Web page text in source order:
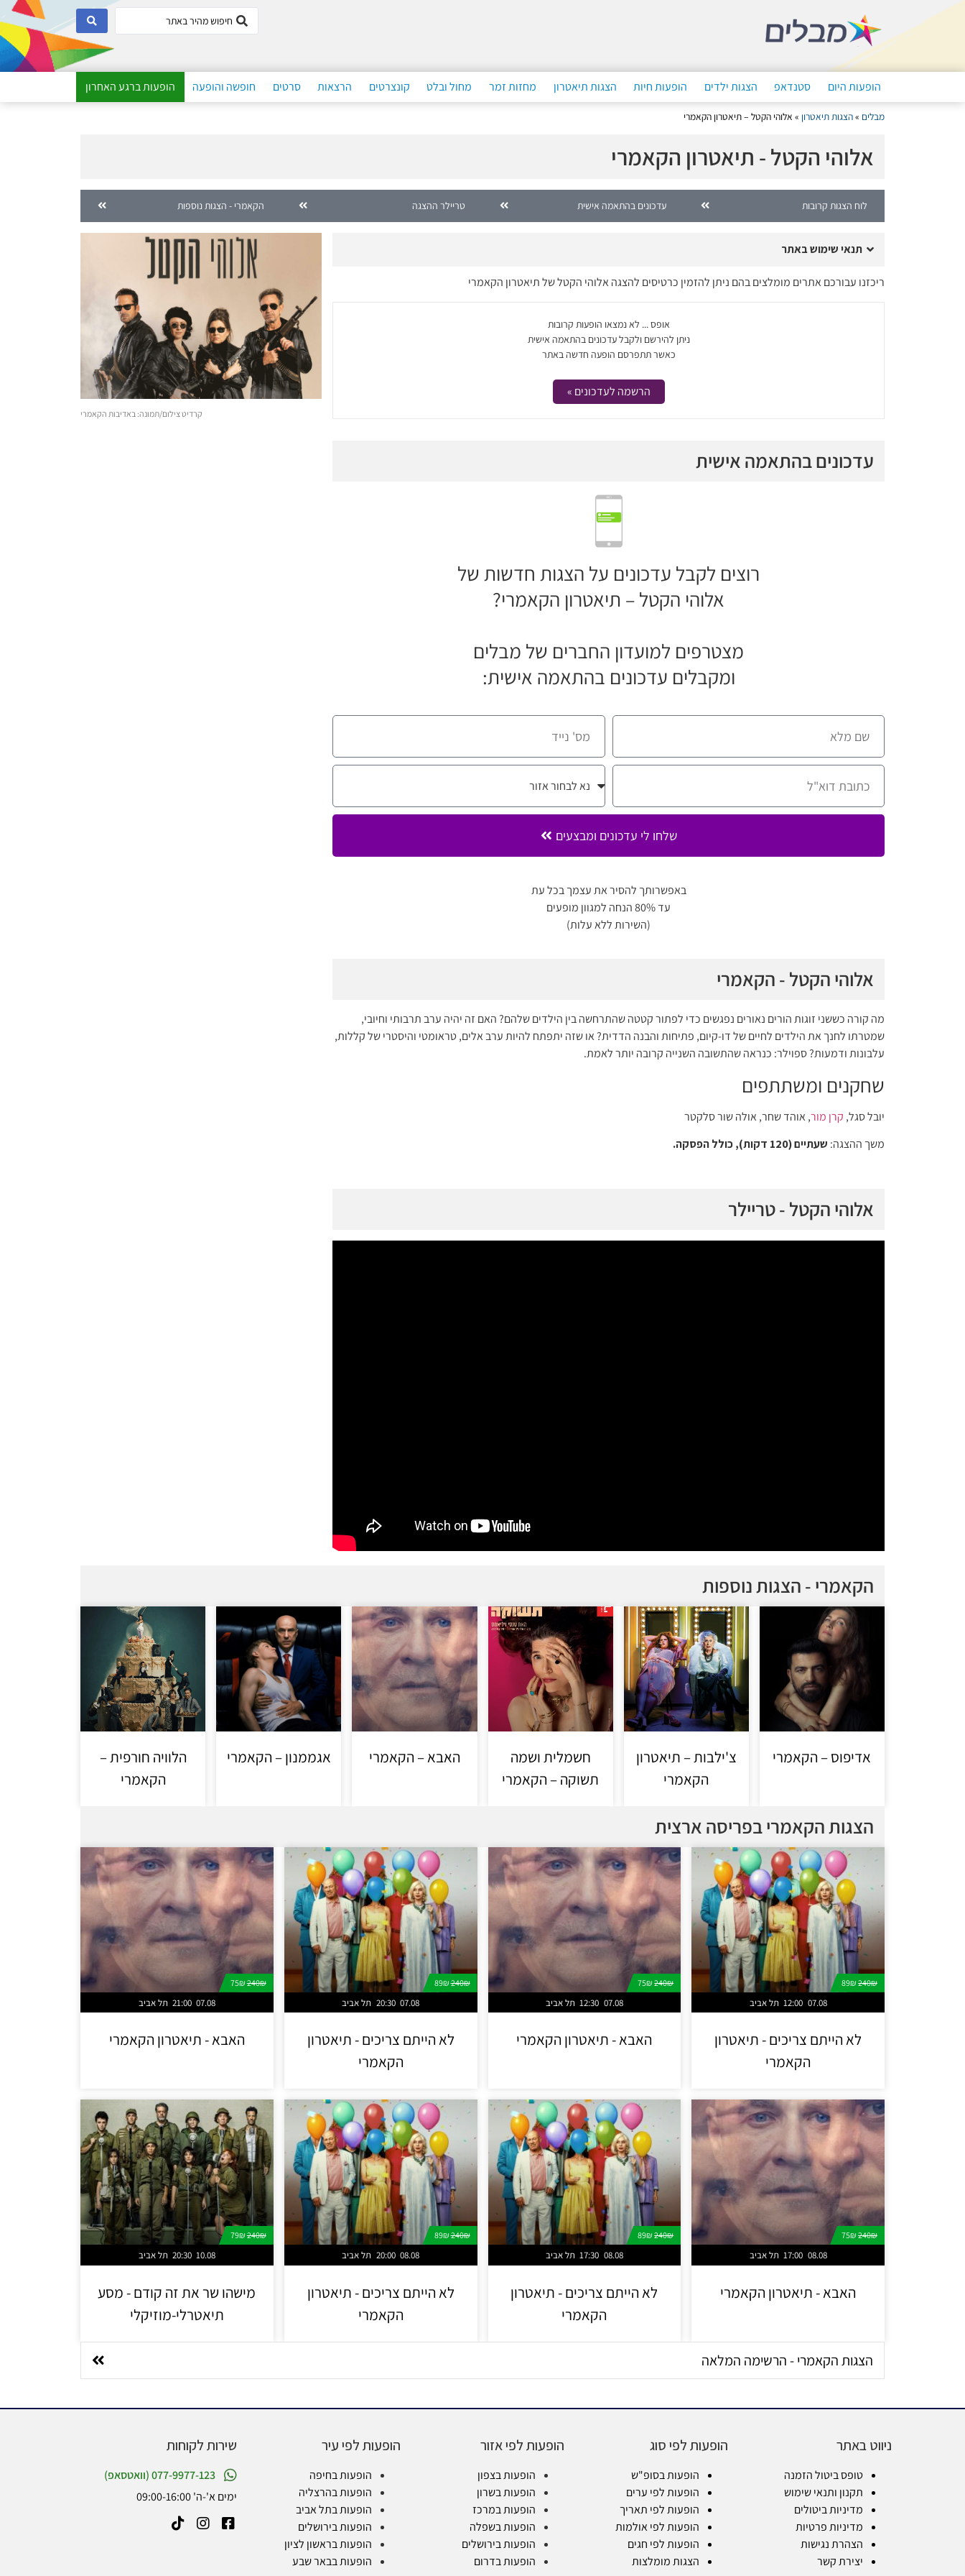
הופעות היום סטנדאפ הצגות ילדים הופעות חיות הצגות תיאטרון מחזות זמר מחול ובלט קונצרטים הרצאות סרטים חופשה והופעה הופעות ברגע האחרון
מבלים »הצגות תיאטרון » אלוהי הקטל – תיאטרון הקאמרי
אלוהי הקטל - תיאטרון הקאמרי
לוח הצגות קרובות עדכונים בהתאמה אישית טריילר ההצגה הקאמרי - הצגות נוספות
תנאי שימוש באתר
ריכזנו עבורכם אתרים מומלצים בהם ניתן להזמין כרטיסים להצגה אלוהי הקטל של תיאטרון הקאמרי
אופס ... לא נמצאו הופעות קרובות
ניתן להירשם ולקבל עדכונים בהתאמה אישית
כאשר תתפרסם הופעה חדשה באתר
הרשמה לעדכונים »
עדכונים בהתאמה אישית
רוצים לקבל עדכונים על הצגות חדשות של
אלוהי הקטל – תיאטרון הקאמרי?
מצטרפים למועדון החברים של מבלים
ומקבלים עדכונים בהתאמה אישית:
שלחו לי עדכונים ומבצעים
באפשרותך להסיר את עצמך בכל עת
עד 80% הנחה למגוון מופעים
(השירות ללא עלות)
אלוהי הקטל - הקאמרי
מה קורה כששני זוגות הורים נאורים נפגשים כדי לפתור קטטה שהתרחשה בין הילדים שלהם? האם זה יהיה ערב תרבותי וחיובי,
שמטרתו לחנך את הילדים לחיים של דו-קיום, פתיחות והבנה הדדית? או שזה יתפתח להיות ערב אלים, טראומטי והיסטרי של קללות,
עלבונות ודמעות? ספוילר: כנראה שהתשובה השנייה קרובה יותר לאמת.
שחקנים ומשתתפים
יובל סגל, קרן מור, אוהד שחר, אולה שור סלקטר
משך ההצגה: שעתיים (120 דקות), כולל הפסקה.
אלוהי הקטל - טריילר
קרדיט צילום/תמונה: באדיבות הקאמרי
הקאמרי - הצגות נוספות
אדיפוס – הקאמרי
צ'ילבות – תיאטרון
הקאמרי
חשמלית ושמה
תשוקה – הקאמרי
האבא – הקאמרי אגממנון – הקאמרי
הלוויה חורפית –
הקאמרי
הצגות הקאמרי בפריסה ארצית
240₪
תל אביב 12:00 07.08
לא הייתם צריכים - תיאטרון
הקאמרי
240₪
75₪
תל אביב 12:30 07.08
האבא - תיאטרון הקאמרי
240₪
89₪
תל אביב 20:30 07.08
לא הייתם צריכים - תיאטרון
הקאמרי
240₪
75₪
תל אביב 21:00 07.08
האבא - תיאטרון הקאמרי
240₪
תל אביב 17:00 08.08
האבא - תיאטרון הקאמרי
240₪
89₪
תל אביב 17:30 08.08
לא הייתם צריכים - תיאטרון
הקאמרי
240₪
89₪
תל אביב 20:00 08.08
לא הייתם צריכים - תיאטרון
הקאמרי
240₪
79₪
תל אביב 20:30 10.08
מישהו שר את זה קודם - מסע
תיאטרלי-מוזיקלי
הצגות הקאמרי - הרשימה המלאה
ניווט באתר
טופס ביטול הזמנה
תקנון ותנאי שימוש
מדיניות ביטולים
מדיניות פרטיות
הצהרת נגישות
יצירת קשר
הופעות לפי סוג
הופעות בסופ"ש
הופעות לפי ערים
הופעות לפי תאריך
הופעות לפי אולמות
הופעות לפי חגים
הצגות מומלצות
הופעות לפי אזור
הופעות בצפון
הופעות בשרון
הופעות במרכז
הופעות בשפלה
הופעות בירושלים
הופעות בדרום
הופעות לפי עיר
הופעות בחיפה
הופעות בהרצליה
הופעות בתל אביב
הופעות בירושלים
הופעות בראשון לציון
הופעות בבאר שבע
שירות לקוחות
077-9977-123 (וואטסאפ)
ימים א'-ה' 09:00-16:00